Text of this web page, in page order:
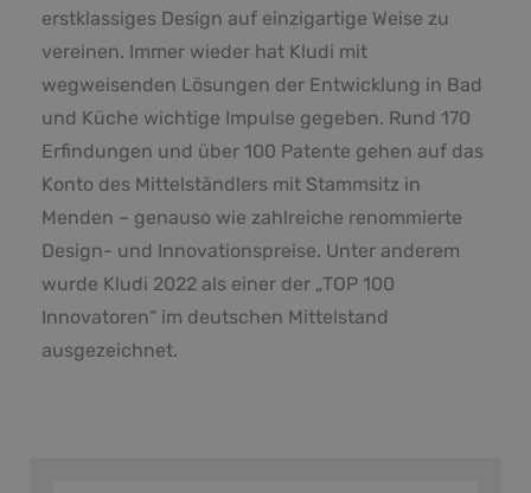
erstklassiges Design auf einzigartige Weise zu
vereinen. Immer wieder hat Kludi mit
wegweisenden Lösungen der Entwicklung in Bad
und Küche wichtige Impulse gegeben. Rund 170
Erfindungen und über 100 Patente gehen auf das
Konto des Mittelständlers mit Stammsitz in
Menden – genauso wie zahlreiche renommierte
Design- und Innovationspreise. Unter anderem
wurde Kludi 2022 als einer der „TOP 100
Innovatoren“ im deutschen Mittelstand
ausgezeichnet.